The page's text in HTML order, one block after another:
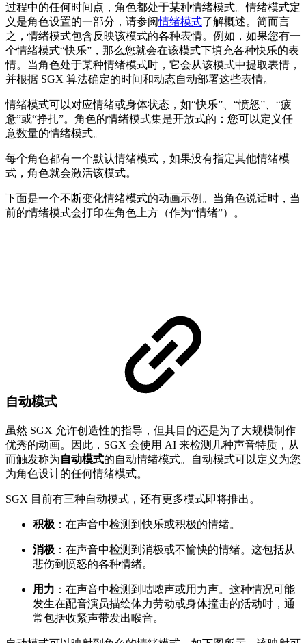
过程中的任何时间点，角色都处于某种情绪模式。情绪模式定
义是角色设置的一部分，请参阅情绪模式了解概述。简而言
之，情绪模式包含反映该模式的各种表情。例如，如果您有一
个情绪模式“快乐”，那么您就会在该模式下填充各种快乐的表
情。当角色处于某种情绪模式时，它会从该模式中提取表情，
并根据 SGX 算法确定的时间和动态自动部署这些表情。
情绪模式可以对应情绪或身体状态，如“快乐”、“愤怒”、“疲
惫”或“挣扎”。角色的情绪模式集是开放式的：您可以定义任
意数量的情绪模式。
每个角色都有一个默认情绪模式，如果没有指定其他情绪模
式，角色就会激活该模式。
下面是一个不断变化情绪模式的动画示例。当角色说话时，当
前的情绪模式会打印在角色上方（作为“情绪”）。
自动模式
虽然 SGX 允许创造性的指导，但其目的还是为了大规模制作
优秀的动画。因此，SGX 会使用 AI 来检测几种声音特质，从
而触发称为自动模式的自动情绪模式。自动模式可以定义为您
为角色设计的任何情绪模式。
SGX 目前有三种自动模式，还有更多模式即将推出。
积极 ：在声音中检测到快乐或积极的情绪。
消极 ：在声音中检测到消极或不愉快的情绪。这包括从
悲伤到愤怒的各种情绪。
用力 ：在声音中检测到咕哝声或用力声。这种情况可能
发生在配音演员描绘体力劳动或身体撞击的活动时，通
常包括收紧声带发出喉音。